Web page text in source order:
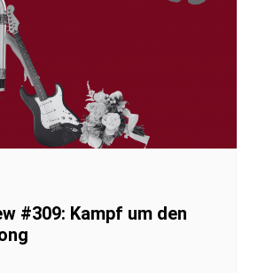
#309: Kampf um den